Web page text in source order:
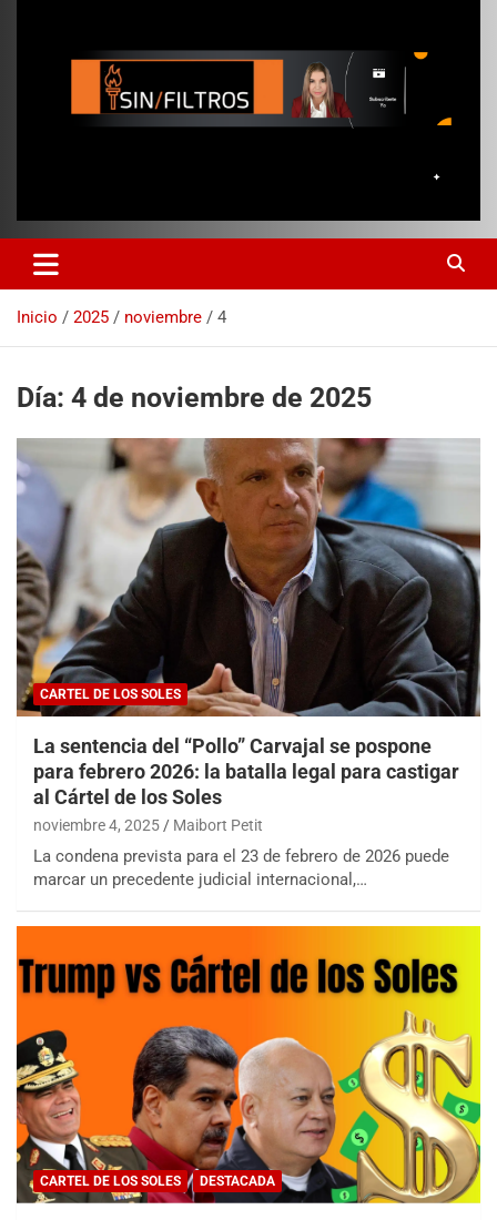
Inicio 2025 noviembre 4
Día: 4 de noviembre de 2025
CARTEL DE LOS SOLES
La sentencia del “Pollo” Carvajal se pospone
para febrero 2026: la batalla legal para castigar
al Cártel de los Soles
noviembre 4, 2025 Maibort Petit
La condena prevista para el 23 de febrero de 2026 puede
marcar un precedente judicial internacional,…
CARTEL DE LOS SOLES DESTACADA